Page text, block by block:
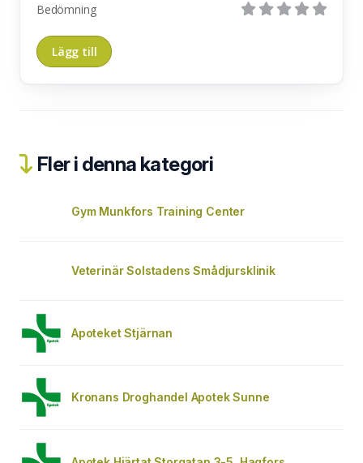
Bedömning
Fler i denna kategori
Gym Munkfors Training Center
Veterinär Solstadens Smådjursklinik
Apoteket Stjärnan
Kronans Droghandel Apotek Sunne